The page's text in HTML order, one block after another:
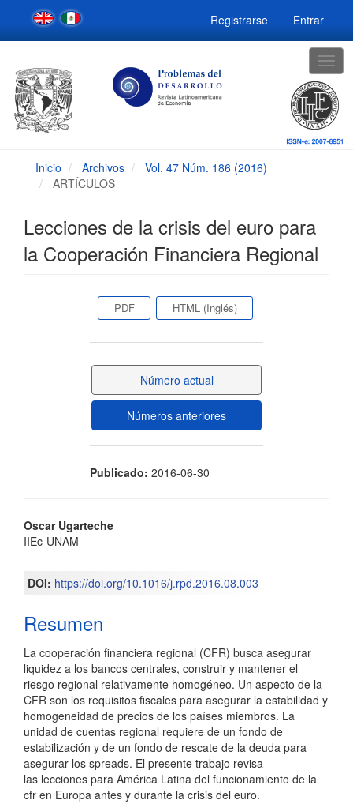
Navegación
principal
Contenido
Barra
lateral
Registrarse Entrar
Inicio Archivos
Vol. 47 Núm. 186 (2016)
ARTÍCULOS
Lecciones de la crisis del euro para
la Cooperación Financiera Regional
artículo
PDF HTML (Inglés)
Número actual
Números anteriores
Publicado: 2016-06-30
Contenido
del
artículo
Oscar Ugarteche
IIEc-UNAM
DOI: https://doi.org/10.1016/j.rpd.2016.08.003
Resumen
La cooperación financiera regional (CFR) busca asegurar
liquidez a los bancos centrales, construir y mantener el
riesgo regional relativamente homogéneo. Un aspecto de la
CFR son los requisitos fiscales para asegurar la estabilidad y
homogeneidad de precios de los países miembros. La
unidad de cuentas regional requiere de un fondo de
estabilización y de un fondo de rescate de la deuda para
asegurar los spreads. El presente trabajo revisa
las lecciones para América Latina del funcionamiento de la
cfr en Europa antes y durante la crisis del euro.